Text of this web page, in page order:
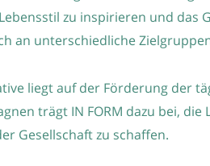
zu inspirieren und das
an unterschiedliche
liegt auf der Förderung der
trägt IN FORM dazu bei,
Gesellschaft zu schaffen.